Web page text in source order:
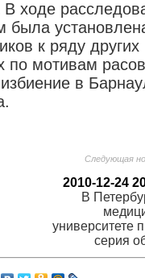
В ходе
была
к ряду других
по мотивам
в
Следующая
2010-12-24
В
университете
серия